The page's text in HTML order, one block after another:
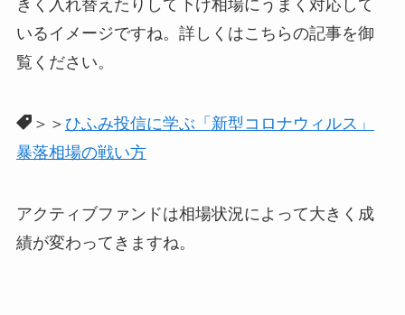
きく入れ替えたりして下げ相場にうまく対応して
いるイメージですね。詳しくはこちらの記事を御
覧ください。
＞＞ ひふみ投信に学ぶ「新型コロナウィルス」
暴落相場の戦い方
アクティブファンドは相場状況によって大きく成
績が変わってきますね。